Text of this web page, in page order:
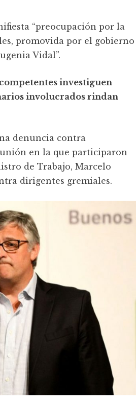
“preocupación por la
promovida por el gobierno
Vidal”.
investiguen
involucrados rindan
denuncia contra
en la que participaron
de Trabajo, Marcelo
dirigentes gremiales.